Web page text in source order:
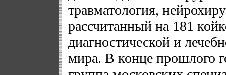
травматология,
рассчитанный на 181
диагностической и
мира. В конце прошлого